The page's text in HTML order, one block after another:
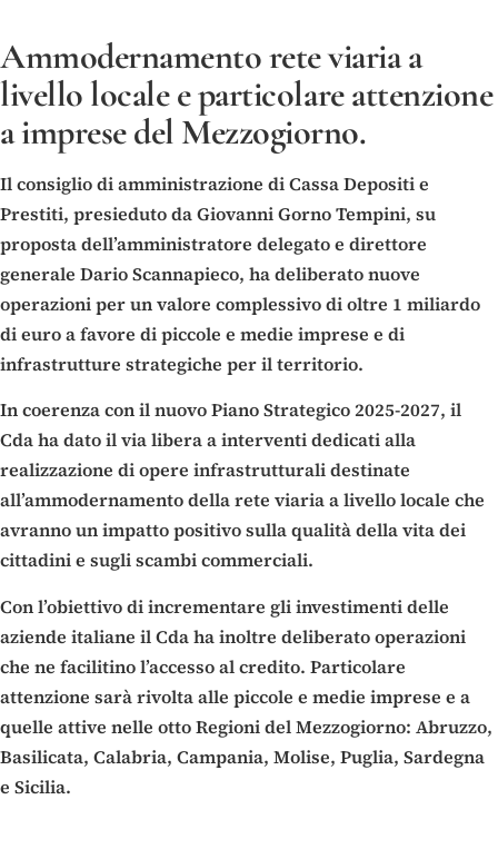
Ammodernamento rete viaria a
livello locale e particolare attenzione
a imprese del Mezzogiorno.
Il consiglio di amministrazione di Cassa Depositi e
Prestiti, presieduto da Giovanni Gorno Tempini, su
proposta dell’amministratore delegato e direttore
generale Dario Scannapieco, ha deliberato nuove
operazioni per un valore complessivo di oltre 1 miliardo
di euro a favore di piccole e medie imprese e di
infrastrutture strategiche per il territorio.
In coerenza con il nuovo Piano Strategico 2025-2027, il
Cda ha dato il via libera a interventi dedicati alla
realizzazione di opere infrastrutturali destinate
all’ammodernamento della rete viaria a livello locale che
avranno un impatto positivo sulla qualità della vita dei
cittadini e sugli scambi commerciali.
Con l’obiettivo di incrementare gli investimenti delle
aziende italiane il Cda ha inoltre deliberato operazioni
che ne facilitino l’accesso al credito. Particolare
attenzione sarà rivolta alle piccole e medie imprese e a
quelle attive nelle otto Regioni del Mezzogiorno: Abruzzo,
Basilicata, Calabria, Campania, Molise, Puglia, Sardegna
e Sicilia.